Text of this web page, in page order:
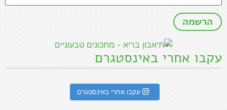
עקבו אחרי באינסטגרם
עקבו אחרי באינסטגרם